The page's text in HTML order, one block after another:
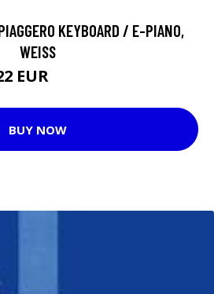
KEYBOARD / E-PIANO,
WEISS
EUR
BUY NOW